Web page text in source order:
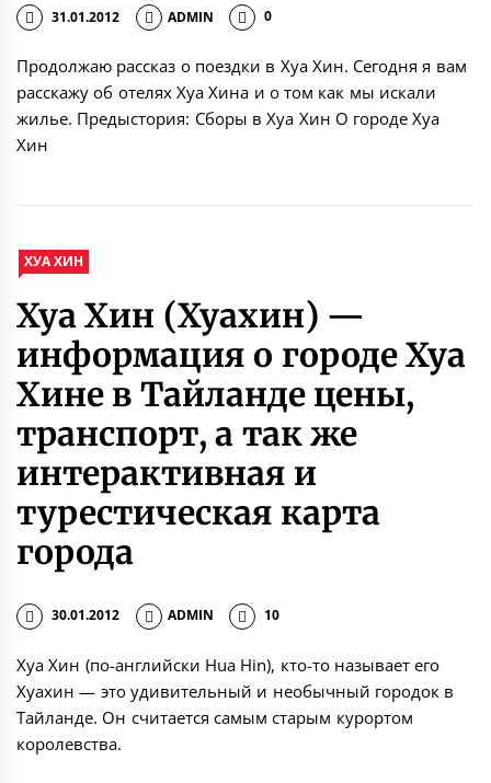
31.01.2012 ADMIN 0
Продолжаю рассказ о поездки в Хуа Хин. Сегодня я вам
расскажу об отелях Хуа Хина и о том как мы искали
жилье. Предыстория: Сборы в Хуа Хин О городе Хуа
Хин
ХУА ХИН
Хуа Хин (Хуахин) —
информация о городе Хуа
Хине в Тайланде цены,
транспорт, а так же
интерактивная и
турестическая карта
города
30.01.2012 ADMIN 10
Хуа Хин (по-английски Hua Hin), кто-то называет его
Хуахин — это удивительный и необычный городок в
Тайланде. Он считается самым старым курортом
королевства.